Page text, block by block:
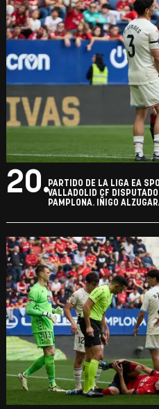
20.PARTIDO DE LA LIGA EA
VALLADOLID CF
PAMPLONA. IÑIGO